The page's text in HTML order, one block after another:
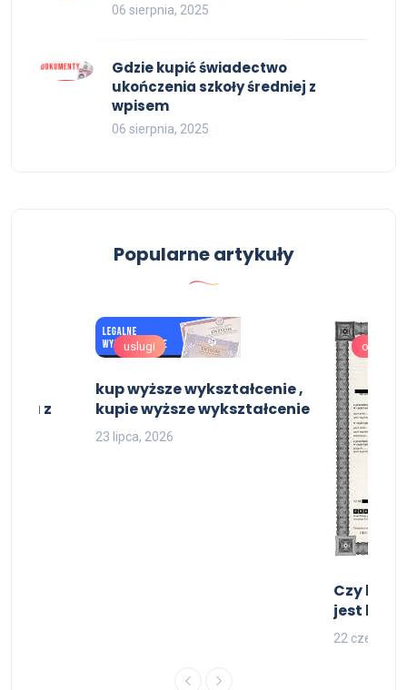
06 sierpnia, 2025
Gdzie kupić świadectwo
ukończenia szkoły średniej z
wpisem
06 sierpnia, 2025
Popularne artykuły
z
uslugi
kup wyższe wykształcenie ,
kupie wyższe wykształcenie
23 lipca, 2026
oferta
Czy
jest
22 czerwca,